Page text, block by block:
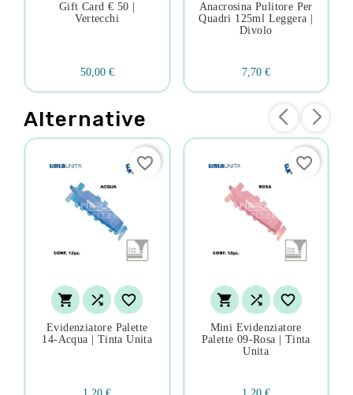
Gift Card € 50 |
Vertecchi
50,00 €
Anacrosina Pulitore Per
Quadri 125ml Leggera |
Divolo
7,70 €
Alternative
  
Evidenziatore Palette
14-Acqua | Tinta Unita
favorite_border
  
Mini Evidenziatore
Palette 09-Rosa | Tinta
Unita
favorite_border